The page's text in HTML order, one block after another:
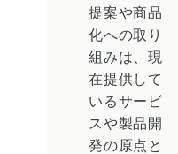
提案や商品
化への取り
組みは、現
在提供して
いるサービ
スや製品開
発の原点と